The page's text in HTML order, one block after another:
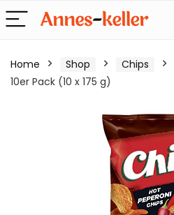
Home Shop Chips
10er Pack (10 x 175 g)